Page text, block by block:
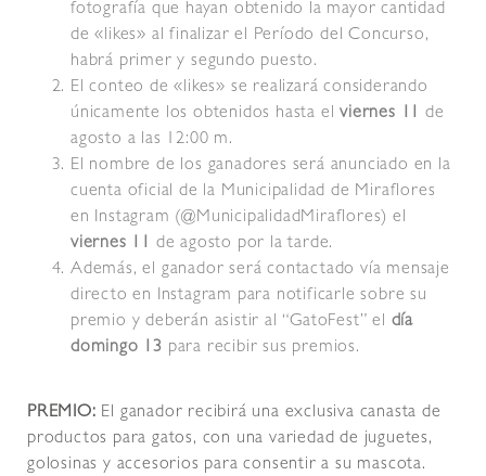
fotografía que hayan obtenido la mayor cantidad
de «likes» al finalizar el Período del Concurso,
habrá primer y segundo puesto.
El conteo de «likes» se realizará considerando
únicamente los obtenidos hasta elviernes 11 de
agosto a las 12:00 m.
El nombre de los ganadores será anunciado en la
cuenta oficial de la Municipalidad de Miraflores
en Instagram (@MunicipalidadMiraflores) el
viernes 11 de agosto por la tarde.
Además, el ganador será contactado vía mensaje
directo en Instagram para notificarle sobre su
premio y deberán asistir al “GatoFest” el día
domingo 13 para recibir sus premios.
PREMIO: El ganador recibirá una exclusiva canasta de
productos para gatos, con una variedad de juguetes,
golosinas y accesorios para consentir a su mascota.